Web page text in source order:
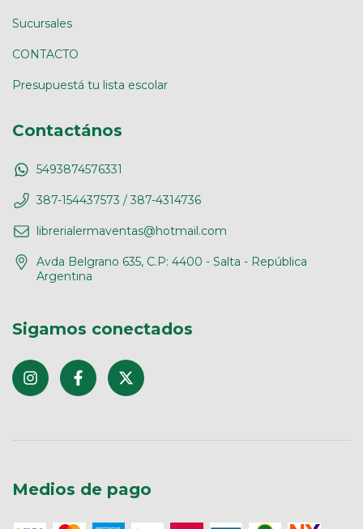
Sucursales
CONTACTO
Presupuestá tu lista escolar
Contactános
5493874576331
387-154437573 / 387-4314736
librerialermaventas@hotmail.com
Avda Belgrano 635, C.P: 4400 - Salta - República
Argentina
Sigamos conectados
Medios de pago